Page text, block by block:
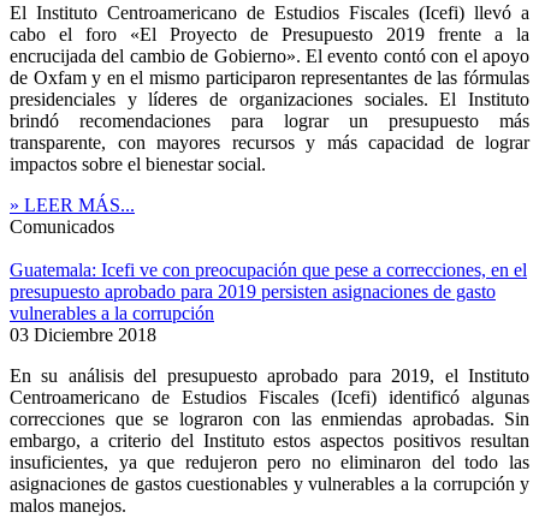
El Instituto Centroamericano de Estudios Fiscales (Icefi) llevó a
cabo el foro «El Proyecto de Presupuesto 2019 frente a la
encrucijada del cambio de Gobierno». El evento contó con el apoyo
de Oxfam y en el mismo participaron representantes de las fórmulas
presidenciales y líderes de organizaciones sociales. El Instituto
brindó recomendaciones para lograr un presupuesto más
transparente, con mayores recursos y más capacidad de lograr
impactos sobre el bienestar social.
» LEER MÁS...
Comunicados
Guatemala: Icefi ve con preocupación que pese a correcciones, en el
presupuesto aprobado para 2019 persisten asignaciones de gasto
vulnerables a la corrupción
03 Diciembre 2018
En su análisis del presupuesto aprobado para 2019, el Instituto
Centroamericano de Estudios Fiscales (Icefi) identificó algunas
correcciones que se lograron con las enmiendas aprobadas. Sin
embargo, a criterio del Instituto estos aspectos positivos resultan
insuficientes, ya que redujeron pero no eliminaron del todo las
asignaciones de gastos cuestionables y vulnerables a la corrupción y
malos manejos.